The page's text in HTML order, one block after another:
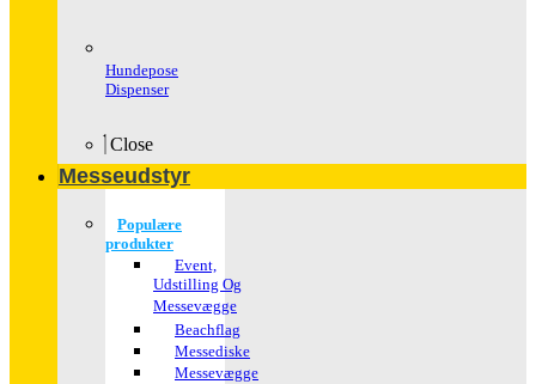
Hundepose
Dispenser
Close
Messeudstyr
Populære
produkter
Event,
Udstilling Og
Messevægge
Beachflag
Messediske
Messevægge